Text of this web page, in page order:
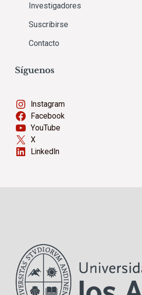
Investigadores
Suscribirse
Contacto
Síguenos
Instagram
Facebook
YouTube
X
LinkedIn